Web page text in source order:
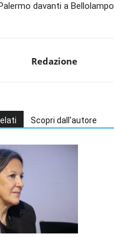
davanti a Bellolampo
Redazione
Scopri dall'autore